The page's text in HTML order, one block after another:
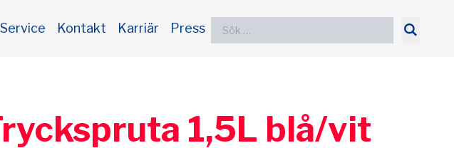
Service Kontakt Karriär Press
Sök
1,5L blå/vit